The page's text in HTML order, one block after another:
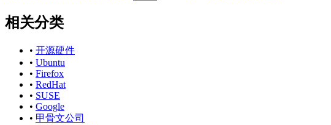
相关分类
• 开源硬件
• Ubuntu
• Firefox
• RedHat
• SUSE
• Google
• 甲骨文公司